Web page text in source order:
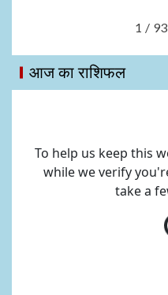
1 / 93
आज का राशिफल